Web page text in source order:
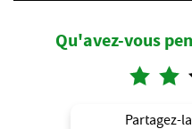
Qu'avez-vous
Partagez-